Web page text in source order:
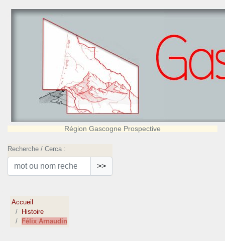
Région Gascogne Prospective
Recherche / Cerca :
>>
Accueil
Histoire
Félix Arnaudin